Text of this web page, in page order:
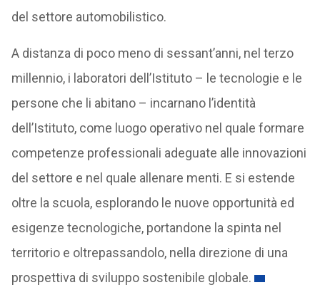
del settore automobilistico.
A distanza di poco meno di sessant’anni, nel terzo
millennio, i laboratori dell’Istituto – le tecnologie e le
persone che li abitano – incarnano l’identità
dell’Istituto, come luogo operativo nel quale formare
competenze professionali adeguate alle innovazioni
del settore e nel quale allenare menti. E si estende
oltre la scuola, esplorando le nuove opportunità ed
esigenze tecnologiche, portandone la spinta nel
territorio e oltrepassandolo, nella direzione di una
prospettiva di sviluppo sostenibile globale.